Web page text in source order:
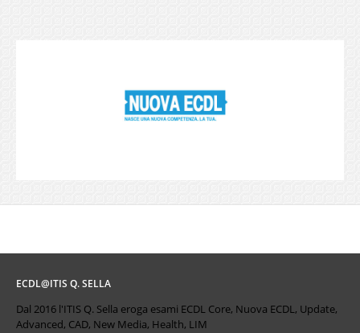
ECDL@ITIS Q. SELLA
Dal 2016 l'ITIS Q. Sella eroga esami ECDL Core, Nuova ECDL, Update,
Advanced, CAD, New Media, Health, LIM